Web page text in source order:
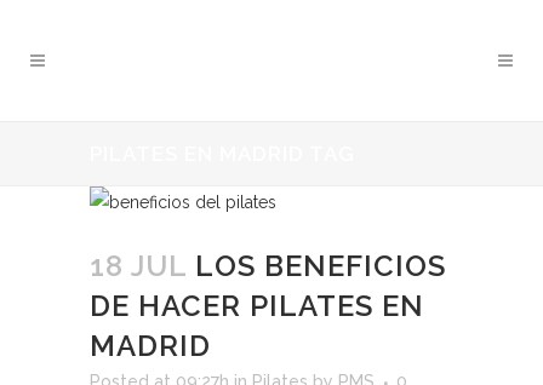
18 JUL LOS BENEFICIOS
DE HACER PILATES EN
MADRID